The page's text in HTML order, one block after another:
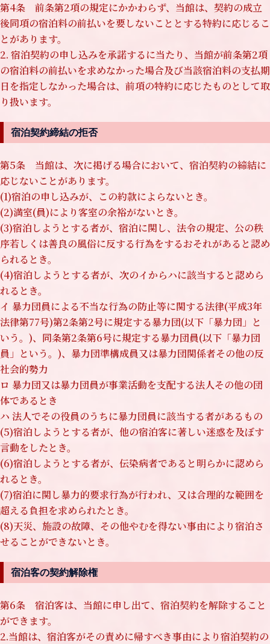
第4条 前条第2項の規定にかかわらず、当館は、契約の成立
後同項の宿泊料の前払いを要しないこととする特約に応じるこ
とがあります。
2. 宿泊契約の申し込みを承諾するに当たり、当館が前条第2項
の宿泊料の前払いを求めなかった場合及び当該宿泊料の支払期
日を指定しなかった場合は、前項の特約に応じたものとして取
り扱います。
宿泊契約締結の拒否
第5条 当館は、次に掲げる場合において、宿泊契約の締結に
応じないことがあります。
(1)宿泊の申し込みが、この約款によらないとき。
(2)満室(員)により客室の余裕がないとき。
(3)宿泊しようとする者が、宿泊に関し、法令の規定、公の秩
序若しくは善良の風俗に反する行為をするおそれがあると認め
られるとき。
(4)宿泊しようとする者が、次のイからハに該当すると認めら
れるとき。
イ 暴力団員による不当な行為の防止等に関する法律(平成3年
法律第77号)第2条第2号に規定する暴力団(以下「暴力団」と
いう。)、同条第2条第6号に規定する暴力団員(以下「暴力団
員」という。)、暴力団準構成員又は暴力団関係者その他の反
社会的勢力
ロ 暴力団又は暴力団員が事業活動を支配する法人その他の団
体であるとき
ハ 法人でその役員のうちに暴力団員に該当する者があるもの
(5)宿泊しようとする者が、他の宿泊客に著しい迷惑を及ぼす
言動をしたとき。
(6)宿泊しようとする者が、伝染病者であると明らかに認めら
れるとき。
(7)宿泊に関し暴力的要求行為が行われ、又は合理的な範囲を
超える負担を求められたとき。
(8)天災、施設の故障、その他やむを得ない事由により宿泊さ
せることができないとき。
宿泊客の契約解除権
第6条 宿泊客は、当館に申し出て、宿泊契約を解除すること
ができます。
2.当館は、宿泊客がその責めに帰すべき事由により宿泊契約の